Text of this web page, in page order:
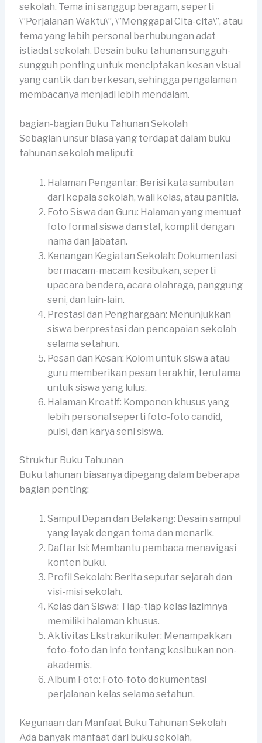
sekolah. Tema ini sanggup beragam, seperti
\”Perjalanan Waktu\”, \”Menggapai Cita-cita\”, atau
tema yang lebih personal berhubungan adat
istiadat sekolah. Desain buku tahunan sungguh-
sungguh penting untuk menciptakan kesan visual
yang cantik dan berkesan, sehingga pengalaman
membacanya menjadi lebih mendalam.
bagian-bagian Buku Tahunan Sekolah
Sebagian unsur biasa yang terdapat dalam buku
tahunan sekolah meliputi:
Halaman Pengantar: Berisi kata sambutan
dari kepala sekolah, wali kelas, atau panitia.
Foto Siswa dan Guru: Halaman yang memuat
foto formal siswa dan staf, komplit dengan
nama dan jabatan.
Kenangan Kegiatan Sekolah: Dokumentasi
bermacam-macam kesibukan, seperti
upacara bendera, acara olahraga, panggung
seni, dan lain-lain.
Prestasi dan Penghargaan: Menunjukkan
siswa berprestasi dan pencapaian sekolah
selama setahun.
Pesan dan Kesan: Kolom untuk siswa atau
guru memberikan pesan terakhir, terutama
untuk siswa yang lulus.
Halaman Kreatif: Komponen khusus yang
lebih personal seperti foto-foto candid,
puisi, dan karya seni siswa.
Struktur Buku Tahunan
Buku tahunan biasanya dipegang dalam beberapa
bagian penting:
Sampul Depan dan Belakang: Desain sampul
yang layak dengan tema dan menarik.
Daftar Isi: Membantu pembaca menavigasi
konten buku.
Profil Sekolah: Berita seputar sejarah dan
visi-misi sekolah.
Kelas dan Siswa: Tiap-tiap kelas lazimnya
memiliki halaman khusus.
Aktivitas Ekstrakurikuler: Menampakkan
foto-foto dan info tentang kesibukan non-
akademis.
Album Foto: Foto-foto dokumentasi
perjalanan kelas selama setahun.
Kegunaan dan Manfaat Buku Tahunan Sekolah
Ada banyak manfaat dari buku sekolah,